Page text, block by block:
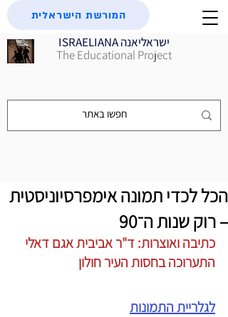
ISRAELIANA ישראליאנה
The Educational Project
המורשת הישראלית
הכל לכדי תמונה אימפרסיוניסטית
– רוק שנות ה־90
כתיבה ואוצרות: ד"ר אביבית אגם דאלי
התערוכה בחסות העיר חולון
לגלריית התמונות